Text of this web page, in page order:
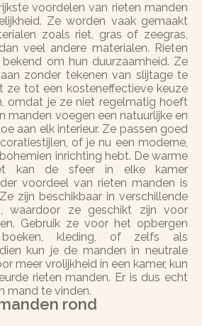
voordelen van rieten manden
Ze worden vaak gemaakt
zoals riet, gras of zeegras,
veel andere materialen. Rieten
om hun duurzaamheid. Ze
zonder tekenen van slijtage te
ze tot een kosteneffectieve keuze
omdat je ze niet regelmatig hoeft
manden voegen een natuurlijke en
aan elk interieur. Ze passen goed
of je nu een moderne,
inrichting hebt. De warme
kan de sfeer in elke kamer
voordeel van rieten manden is
zijn beschikbaar in verschillende
waardoor ze geschikt zijn voor
Gebruik ze voor het opbergen
kleding, of zelfs als
kun je de manden in neutrale
meer vrolijkheid in een kamer, kun
rieten manden. Er is dus echt
mand te vinden.
rond